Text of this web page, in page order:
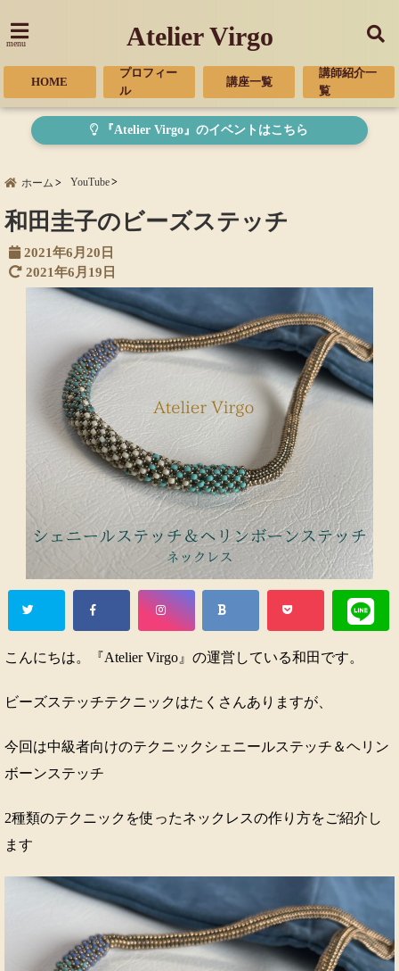
menu Atelier Virgo
HOME
プロフィー
ル
講座一覧
講師紹介一
覧
『Atelier Virgo』のイベントはこちら
ホーム YouTube
和田圭子のビーズステッチ
2021年6月20日
2021年6月19日
こんにちは。『Atelier Virgo』の運営している和田です。
ビーズステッチテクニックはたくさんありますが、
今回は中級者向けのテクニックシェニールステッチ＆ヘリン
ボーンステッチ
2種類のテクニックを使ったネックレスの作り方をご紹介し
ます